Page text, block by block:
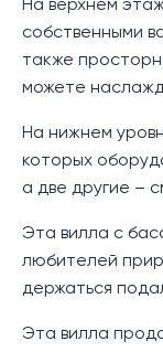
На верхнем
собственными
также
можете
На нижнем
которых
а две другие –
Эта вилла с
любителей
держаться
Эта вилла